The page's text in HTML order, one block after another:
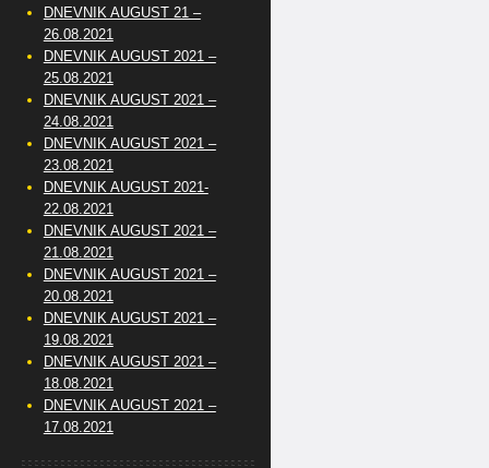
DNEVNIK AUGUST 21 –
26.08.2021
DNEVNIK AUGUST 2021 –
25.08.2021
DNEVNIK AUGUST 2021 –
24.08.2021
DNEVNIK AUGUST 2021 –
23.08.2021
DNEVNIK AUGUST 2021-
22.08.2021
DNEVNIK AUGUST 2021 –
21.08.2021
DNEVNIK AUGUST 2021 –
20.08.2021
DNEVNIK AUGUST 2021 –
19.08.2021
DNEVNIK AUGUST 2021 –
18.08.2021
DNEVNIK AUGUST 2021 –
17.08.2021